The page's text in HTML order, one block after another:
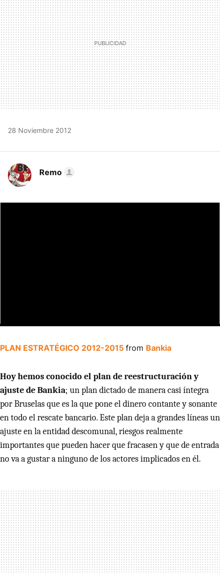
28 Noviembre 2012
Remo
PLAN ESTRATÉGICO 2012-2015 from Bankia
Hoy hemos conocido el plan de reestructuración y
ajuste de Bankia; un plan dictado de manera casi íntegra
por Bruselas que es la que pone el dinero contante y sonante
en todo el rescate bancario. Este plan deja a grandes líneas un
ajuste en la entidad descomunal, riesgos realmente
importantes que pueden hacer que fracasen y que de entrada
no va a gustar a ninguno de los actores implicados en él.